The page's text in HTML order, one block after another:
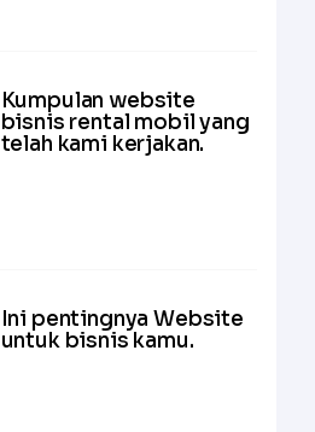
Kumpulan website
bisnis rental mobil yang
telah kami kerjakan.
Ini pentingnya Website
untuk bisnis kamu.